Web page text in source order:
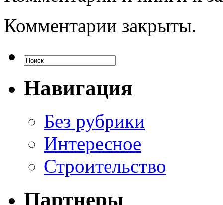
Комментарии закрыты.
Навигация
Без рубрики
Интересное
Строительство
Партнеры